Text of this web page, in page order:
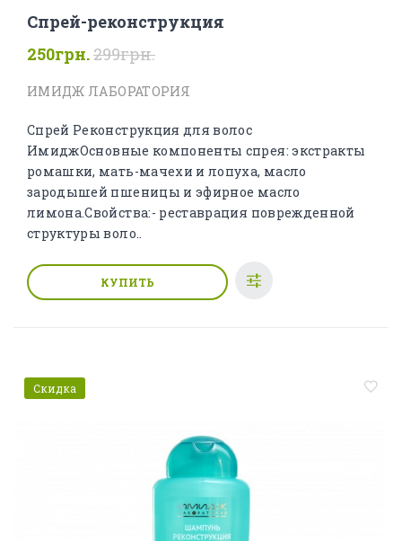
Спрей-реконструкция
250грн.299грн.
ИМИДЖ ЛАБОРАТОРИЯ
Спрей Реконструкция для волос
ИмиджОсновные компоненты спрея: экстракты
ромашки, мать-мачехи и лопуха, масло
зародышей пшеницы и эфирное масло
лимона.Свойства:- реставрация поврежденной
структуры воло..
КУПИТЬ
Скидка